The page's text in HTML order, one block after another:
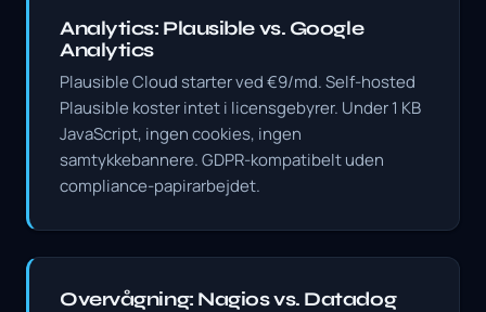
Analytics: Plausible vs. Google
Analytics
Plausible Cloud starter ved €9/md. Self-hosted
Plausible koster intet i licensgebyrer. Under 1 KB
JavaScript, ingen cookies, ingen
samtykkebannere. GDPR-kompatibelt uden
compliance-papirarbejdet.
Overvågning: Nagios vs. Datadog